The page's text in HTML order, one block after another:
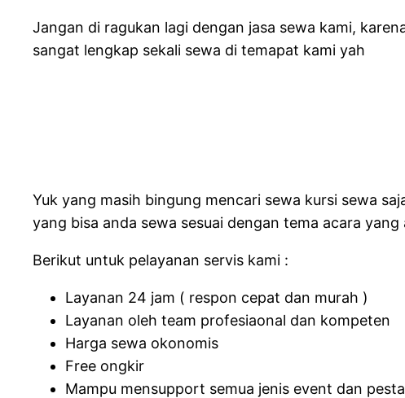
Jangan di ragukan lagi dengan jasa sewa kami,
sangat lengkap sekali sewa di temapat kami yah
Yuk yang masih bingung mencari sewa kursi sewa
yang bisa anda sewa sesuai dengan tema acara yang
Berikut untuk pelayanan servis kami :
Layanan 24 jam ( respon cepat dan murah )
Layanan oleh team profesiaonal dan kompeten
Harga sewa okonomis
Free ongkir
Mampu mensupport semua jenis event dan pesta